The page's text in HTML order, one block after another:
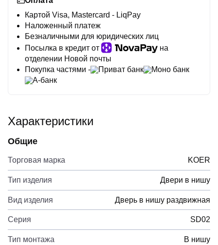
Картой Visa, Mastercard - LiqPay
Наложенный платеж
Безналичными для юридических лиц
Посылка в кредит от
на
отделении Новой почты
Покупка частями -
Приват банк
Моно банк
А-банк
Характеристики
Общие
Торговая марка KOER
Тип изделия Двери в нишу
Вид изделия Дверь в нишу раздвижная
Серия SD02
Тип монтажа В нишу